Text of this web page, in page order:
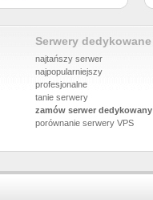
Serwery dedykowane
najtańszy serwer
najpopularniejszy
profesjonalne
tanie serwery
zamów serwer dedykowany
porównanie serwery VPS